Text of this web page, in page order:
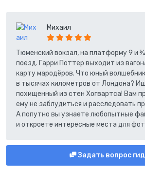
Михаил
Тюменский вокзал, на платформу 9 и
поезд. Гарри Поттер выходит из
карту мародёров. Что юный
в тысячах километров от Лондона?
похищенный из стен Хогвартса! Вам
ему не заблудиться и расследовать
А попутно вы узнаете любопытные
и откроете интересные места для
Задать вопрос